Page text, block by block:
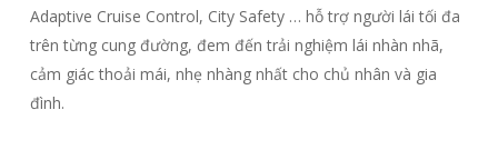
Adaptive Cruise Control, City Safety … hỗ trợ người lái tối đa
trên từng cung đường, đem đến trải nghiệm lái nhàn nhã,
cảm giác thoải mái, nhẹ nhàng nhất cho chủ nhân và gia
đình.